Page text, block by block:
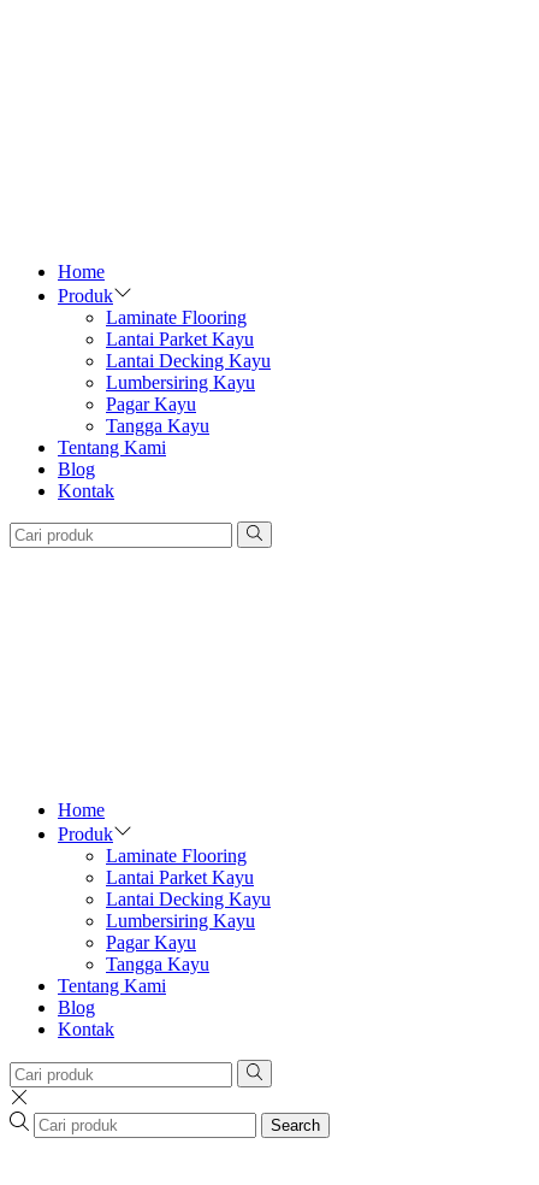
Home
Produk
Laminate Flooring
Lantai Parket Kayu
Lantai Decking Kayu
Lumbersiring Kayu
Pagar Kayu
Tangga Kayu
Tentang Kami
Blog
Kontak
Home
Produk
Laminate Flooring
Lantai Parket Kayu
Lantai Decking Kayu
Lumbersiring Kayu
Pagar Kayu
Tangga Kayu
Tentang Kami
Blog
Kontak
Search